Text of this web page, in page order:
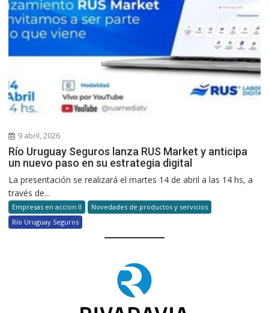
9 abril, 2026
Río Uruguay Seguros lanza RUS Market y anticipa
un nuevo paso en su estrategia digital
La presentación se realizará el martes 14 de abril a las 14 hs, a
través de...
Empresas en accion II
Novedades de productos y servicios
Río Uruguay Seguros